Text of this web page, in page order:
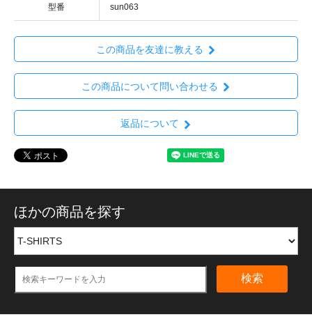
型番 sun063
この商品を友達に教える
この商品について問い合わせる
返品について
ほかの商品を探す
検索